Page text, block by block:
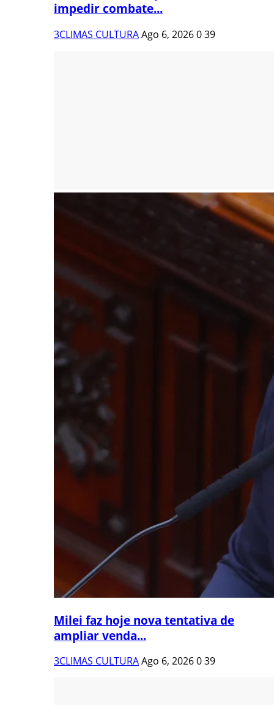
impedir combate...
3CLIMAS CULTURAAgo 6, 2026039
Milei faz hoje nova tentativa de
ampliar venda...
3CLIMAS CULTURAAgo 6, 2026039